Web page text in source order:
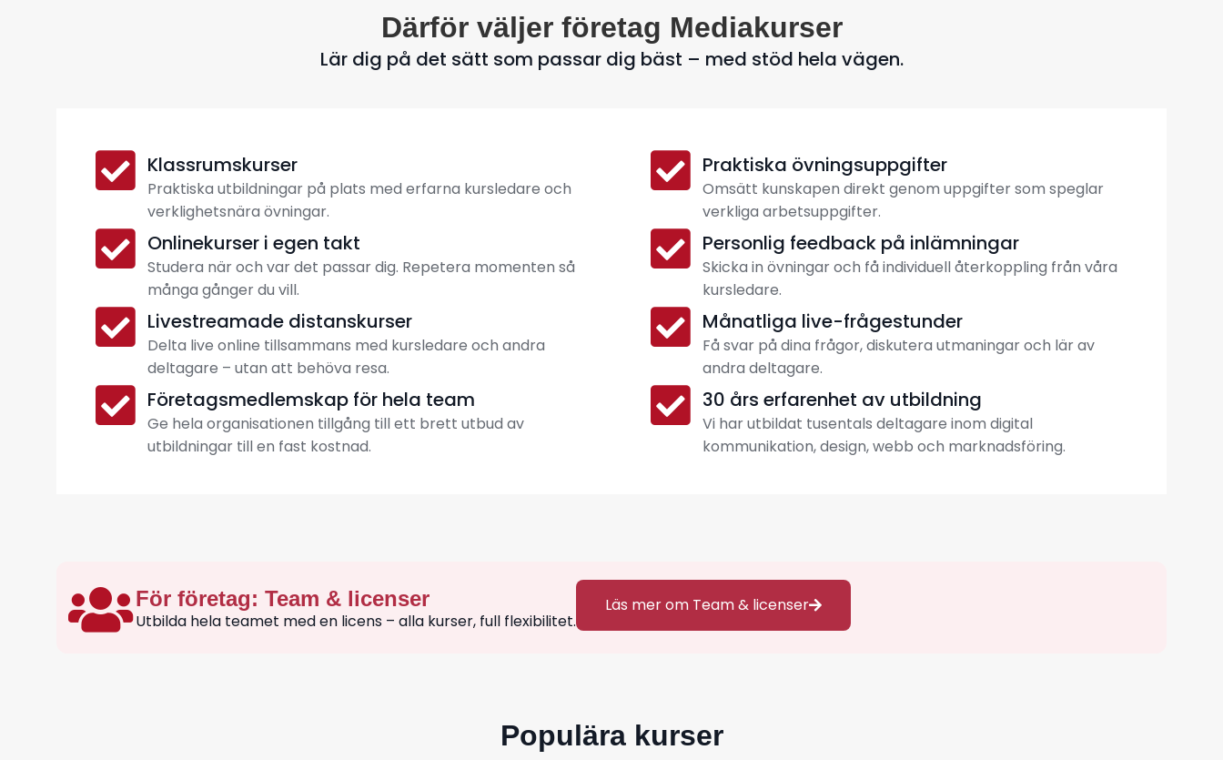
Därför väljer företag Mediakurser
Lär dig på det sätt som passar dig bäst – med stöd hela vägen.
Klassrumskurser
Praktiska utbildningar på plats med erfarna kursledare och
verklighetsnära övningar.
Onlinekurser i egen takt
Studera när och var det passar dig. Repetera momenten så
många gånger du vill.
Livestreamade distanskurser
Delta live online tillsammans med kursledare och andra
deltagare – utan att behöva resa.
Företagsmedlemskap för hela team
Ge hela organisationen tillgång till ett brett utbud av
utbildningar till en fast kostnad.
Praktiska övningsuppgifter
Omsätt kunskapen direkt genom uppgifter som speglar
verkliga arbetsuppgifter.
Personlig feedback på inlämningar
Skicka in övningar och få individuell återkoppling från våra
kursledare.
Månatliga live-frågestunder
Få svar på dina frågor, diskutera utmaningar och lär av
andra deltagare.
30 års erfarenhet av utbildning
Vi har utbildat tusentals deltagare inom digital
kommunikation, design, webb och marknadsföring.
För företag: Team & licenser
Utbilda hela teamet med en licens – alla kurser, full flexibilitet.
Läs mer om Team & licenser
Populära kurser